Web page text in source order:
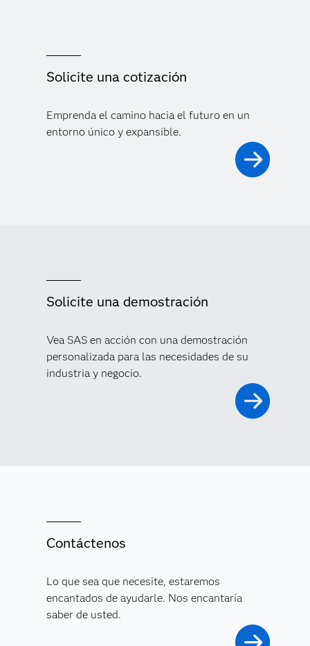
Solicite una cotización
Emprenda el camino hacia el futuro en un
entorno único y expansible.
Solicite una demostración
Vea SAS en acción con una demostración
personalizada para las necesidades de su
industria y negocio.
Contáctenos
Lo que sea que necesite, estaremos
encantados de ayudarle. Nos encantaría
saber de usted.